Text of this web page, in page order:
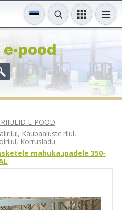
e-pood
E-POOD
Kaubaaluste riiul,
Korrusladu
mahukaupadele 350-